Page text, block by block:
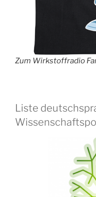
Zum Wirkstoffradio
Liste